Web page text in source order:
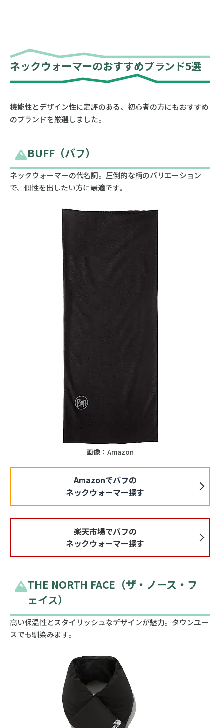
ネックウォーマーのおすすめブランド5選
機能性とデザイン性に定評のある、初心者の方にもおすすめ
のブランドを厳選しました。
BUFF（バフ）
ネックウォーマーの代名詞。圧倒的な柄のバリエーション
で、個性を出したい方に最適です。
画像：Amazon
Amazonでバフの
ネックウォーマー探す
楽天市場でバフの
ネックウォーマー探す
THE NORTH FACE（ザ・ノース・フ
ェイス）
高い保温性とスタイリッシュなデザインが魅力。タウンユー
スでも馴染みます。